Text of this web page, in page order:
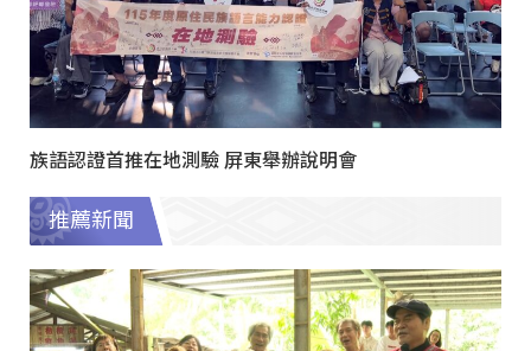
族語認證首推在地測驗 屏東舉辦說明會
推薦新聞